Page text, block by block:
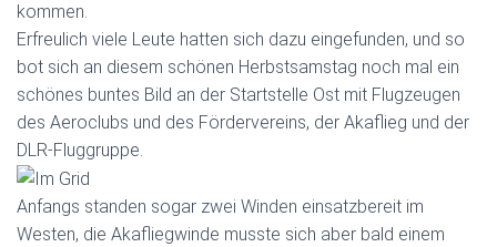
kommen.
Erfreulich viele Leute hatten sich dazu eingefunden, und so
bot sich an diesem schönen Herbstsamstag noch mal ein
schönes buntes Bild an der Startstelle Ost mit Flugzeugen
des Aeroclubs und des Fördervereins, der Akaflieg und der
DLR-Fluggruppe.
Anfangs standen sogar zwei Winden einsatzbereit im
Westen, die Akafliegwinde musste sich aber bald einem